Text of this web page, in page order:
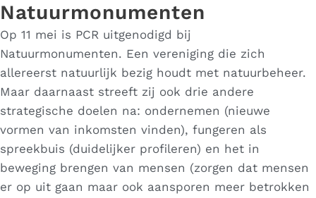
Natuurmonumenten
Op 11 mei is PCR uitgenodigd bij
Natuurmonumenten. Een vereniging die zich
allereerst natuurlijk bezig houdt met natuurbeheer.
Maar daarnaast streeft zij ook drie andere
strategische doelen na: ondernemen (nieuwe
vormen van inkomsten vinden), fungeren als
spreekbuis (duidelijker profileren) en het in
beweging brengen van mensen (zorgen dat mensen
er op uit gaan maar ook aansporen meer betrokken